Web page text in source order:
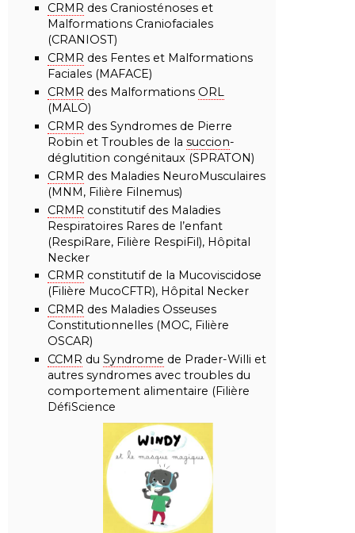
CRMR des Craniosténoses et
Malformations Craniofaciales
(CRANIOST)
CRMR des Fentes et Malformations
Faciales (MAFACE)
CRMR des Malformations ORL
(MALO)
CRMR des Syndromes de Pierre
Robin et Troubles de la succion-
déglutition congénitaux (SPRATON)
CRMR des Maladies NeuroMusculaires
(MNM, Filière Filnemus)
CRMR constitutif des Maladies
Respiratoires Rares de l’enfant
(RespiRare, Filière RespiFil), Hôpital
Necker
CRMR constitutif de la Mucoviscidose
(Filière MucoCFTR), Hôpital Necker
CRMR des Maladies Osseuses
Constitutionnelles (MOC, Filière
OSCAR)
CCMR du Syndrome de Prader-Willi et
autres syndromes avec troubles du
comportement alimentaire (Filière
DéfiScience